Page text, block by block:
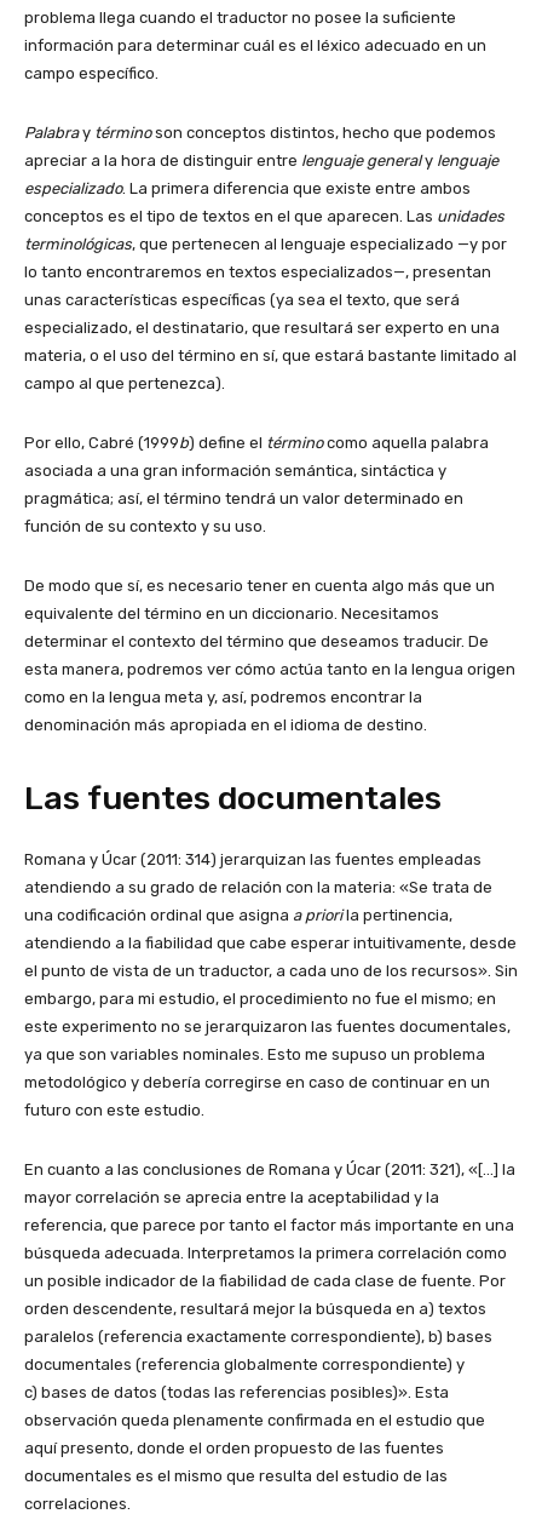
problema llega cuando el traductor no posee la suficiente
información para determinar cuál es el léxico adecuado en un
campo específico.
Palabray términoson conceptos distintos, hecho que podemos
apreciar a la hora de distinguir entre lenguaje generaly lenguaje
especializado. La primera diferencia que existe entre ambos
conceptos es el tipo de textos en el que aparecen. Las unidades
terminológicas, que pertenecen al lenguaje especializado —y por
lo tanto encontraremos en textos especializados—, presentan
unas características específicas (ya sea el texto, que será
especializado, el destinatario, que resultará ser experto en una
materia, o el uso del término en sí, que estará bastante limitado al
campo al que pertenezca).
Por ello, Cabré (1999b) define el términocomo aquella palabra
asociada a una gran información semántica, sintáctica y
pragmática; así, el término tendrá un valor determinado en
función de su contexto y su uso.
De modo que sí, es necesario tener en cuenta algo más que un
equivalente del término en un diccionario. Necesitamos
determinar el contexto del término que deseamos traducir. De
esta manera, podremos ver cómo actúa tanto en la lengua origen
como en la lengua meta y, así, podremos encontrar la
denominación más apropiada en el idioma de destino.
Las fuentes documentales
Romana y Úcar (2011: 314) jerarquizan las fuentes empleadas
atendiendo a su grado de relación con la materia: «Se trata de
una codificación ordinal que asigna a priorila pertinencia,
atendiendo a la fiabilidad que cabe esperar intuitivamente, desde
el punto de vista de un traductor, a cada uno de los recursos». Sin
embargo, para mi estudio, el procedimiento no fue el mismo; en
este experimento no se jerarquizaron las fuentes documentales,
ya que son variables nominales. Esto me supuso un problema
metodológico y debería corregirse en caso de continuar en un
futuro con este estudio.
En cuanto a las conclusiones de Romana y Úcar (2011: 321), «[…] la
mayor correlación se aprecia entre la aceptabilidad y la
referencia, que parece por tanto el factor más importante en una
búsqueda adecuada. Interpretamos la primera correlación como
un posible indicador de la fiabilidad de cada clase de fuente. Por
orden descendente, resultará mejor la búsqueda en a) textos
paralelos (referencia exactamente correspondiente), b) bases
documentales (referencia globalmente correspondiente) y
c) bases de datos (todas las referencias posibles)». Esta
observación queda plenamente confirmada en el estudio que
aquí presento, donde el orden propuesto de las fuentes
documentales es el mismo que resulta del estudio de las
correlaciones.